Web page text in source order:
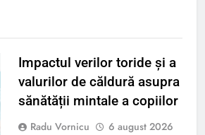
Impactul verilor toride și a
valurilor de căldură asupra
sănătății mintale a copiilor
Radu Vornicu
6 august 2026